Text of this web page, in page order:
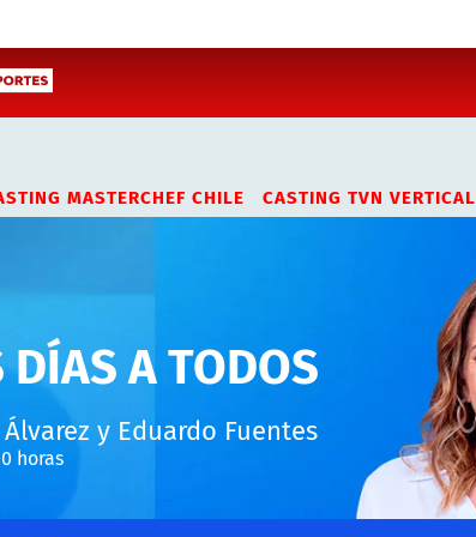
MASTERCHEF CHILE CASTING TVN VERTICAL
A TODOS
y Eduardo Fuentes
horas